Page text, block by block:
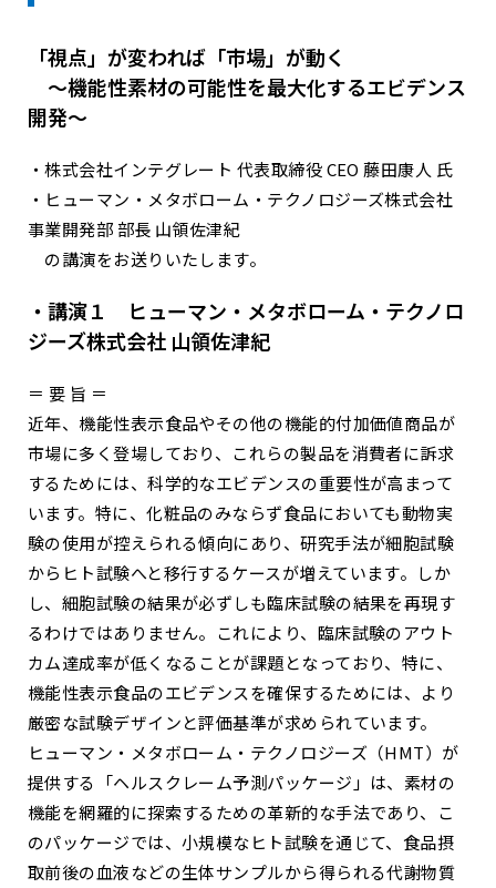
「視点」が変われば「市場」が動く
～機能性素材の可能性を最大化するエビデンス
開発～
・株式会社インテグレート 代表取締役 CEO 藤田康人 氏
・ヒューマン・メタボローム・テクノロジーズ株式会社
事業開発部 部長 山領佐津紀
の講演をお送りいたします。
・講演１ ヒューマン・メタボローム・テクノロ
ジーズ株式会社 山領佐津紀
＝ 要 旨 ＝
近年、機能性表示食品やその他の機能的付加価値商品が
市場に多く登場しており、これらの製品を消費者に訴求
するためには、科学的なエビデンスの重要性が高まって
います。特に、化粧品のみならず食品においても動物実
験の使用が控えられる傾向にあり、研究手法が細胞試験
からヒト試験へと移行するケースが増えています。しか
し、細胞試験の結果が必ずしも臨床試験の結果を再現す
るわけではありません。これにより、臨床試験のアウト
カム達成率が低くなることが課題となっており、特に、
機能性表示食品のエビデンスを確保するためには、より
厳密な試験デザインと評価基準が求められています。
ヒューマン・メタボローム・テクノロジーズ（HMT）が
提供する「ヘルスクレーム予測パッケージ」は、素材の
機能を網羅的に探索するための革新的な手法であり、こ
のパッケージでは、小規模なヒト試験を通じて、食品摂
取前後の血液などの生体サンプルから得られる代謝物質